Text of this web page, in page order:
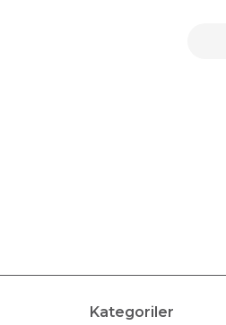
Kategoriler